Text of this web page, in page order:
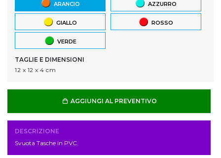
ARANCIO AZZURRO
GIALLO ROSSO
VERDE
TAGLIE E DIMENSIONI
12 x 12 x 4 cm
AGGIUNGI AL PREVENTIVO
DESCRIZIONE
Svuota Tasche in PVC.